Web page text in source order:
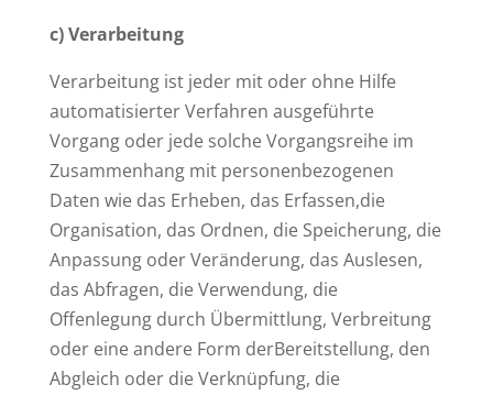
c) Verarbeitung
Verarbeitung ist jeder mit oder ohne Hilfe
automatisierter Verfahren ausgeführte
Vorgang oder jede solche Vorgangsreihe im
Zusammenhang mit personenbezogenen
Daten wie das Erheben, das Erfassen,die
Organisation, das Ordnen, die Speicherung, die
Anpassung oder Veränderung, das Auslesen,
das Abfragen, die Verwendung, die
Offenlegung durch Übermittlung, Verbreitung
oder eine andere Form derBereitstellung, den
Abgleich oder die Verknüpfung, die